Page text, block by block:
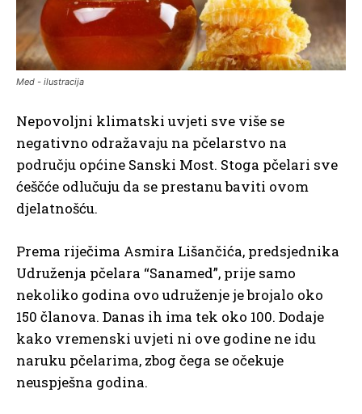
Med - ilustracija
Nepovoljni klimatski uvjeti sve više se
negativno odražavaju na pčelarstvo na
području općine Sanski Most. Stoga pčelari sve
ćeščće odlučuju da se prestanu baviti ovom
djelatnošću.
Prema riječima Asmira Lišančića, predsjednika
Udruženja pčelara “Sanamed”, prije samo
nekoliko godina ovo udruženje je brojalo oko
150 članova. Danas ih ima tek oko 100. Dodaje
kako vremenski uvjeti ni ove godine ne idu
naruku pčelarima, zbog čega se očekuje
neuspješna godina.